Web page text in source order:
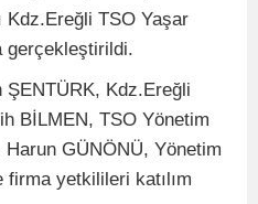
Kdz.Ereğli TSO Yaşar
gerçekleştirildi.
ŞENTÜRK, Kdz.Ereğli
BİLMEN, TSO Yönetim
Harun GÜNÖNÜ, Yönetim
yetkilileri katılım